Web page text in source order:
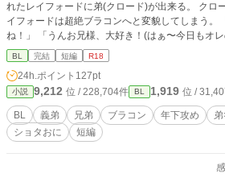
れたレイフォードに弟(クロード)が出来る。 クロ
イフォードは超絶ブラコンへと変貌してしまう。 「クロードは僕が守るから
ね！」 「うんお兄様、大好き！(はぁ〜今日もオレのお
ン過ぎて弟の前でだけは様子がおかしくなるレイ
ドを見守るたまに様子のおかしい周りの人たち。 知ら
21話で完結です。 その後の話や番外編を投稿しま
BL 完結 短編 R18
24h.ポイント 127pt
小説 9,212 位 / 228,704件 BL 1,919 位 /
BL 義弟 兄弟 ブラコン 年下攻め
ショタおに
短編